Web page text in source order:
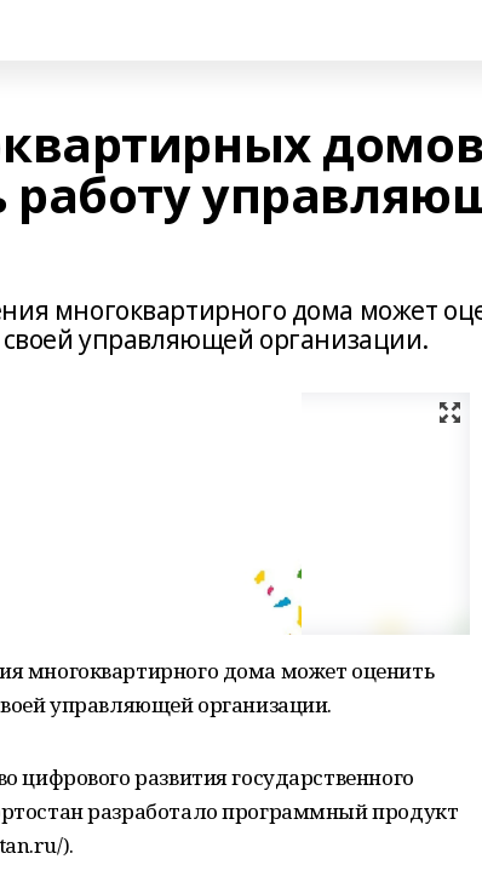
домов
работу
многоквартирного дома может
управляющей организации.
многоквартирного дома может оценить
управляющей организации.
цифрового развития государственного
разработало программный продукт
).